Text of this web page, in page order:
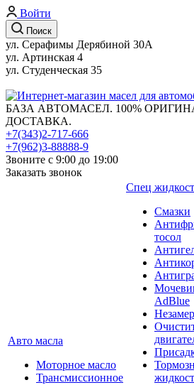
Войти
Поиск
ул. Серафимы Дерябиной 30А
ул. Артинская 4
ул. Студенческая 35
БАЗА АВТОМАСЕЛ. 100%
ДОСТАВКА.
+7(343)2-717-666
+7(962)3-88888-9
Звоните с 9:00 до 19:00
Заказать звонок
Авто масла
Моторное масло
Трансмиссионное
Спец
Смазки
тосол
AdBlue